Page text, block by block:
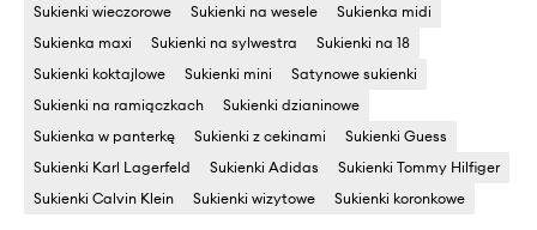
Sukienki wieczorowe Sukienki na wesele
Sukienka midi
Sukienka maxi
Sukienki na sylwestra
Sukienki na 18
Sukienki koktajlowe
Sukienki mini
Satynowe sukienki
Sukienki na ramiączkach
Sukienki dzianinowe
Sukienka w panterkę
Sukienki z cekinami
Sukienki Guess
Sukienki Karl Lagerfeld
Sukienki Adidas
Sukienki Tommy Hilfiger
Sukienki Calvin Klein
Sukienki wizytowe Sukienki koronkowe